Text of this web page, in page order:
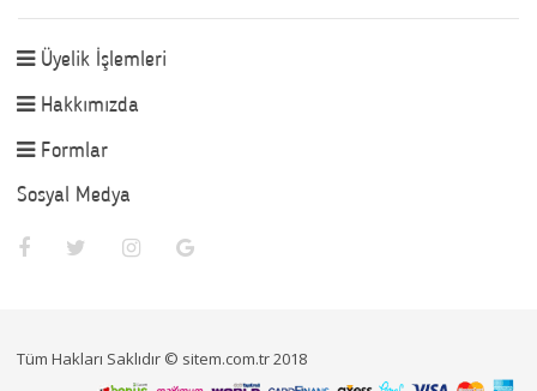
Üyelik İşlemleri
Hakkımızda
Formlar
Sosyal Medya
Tüm Hakları Saklıdır © sitem.com.tr 2018